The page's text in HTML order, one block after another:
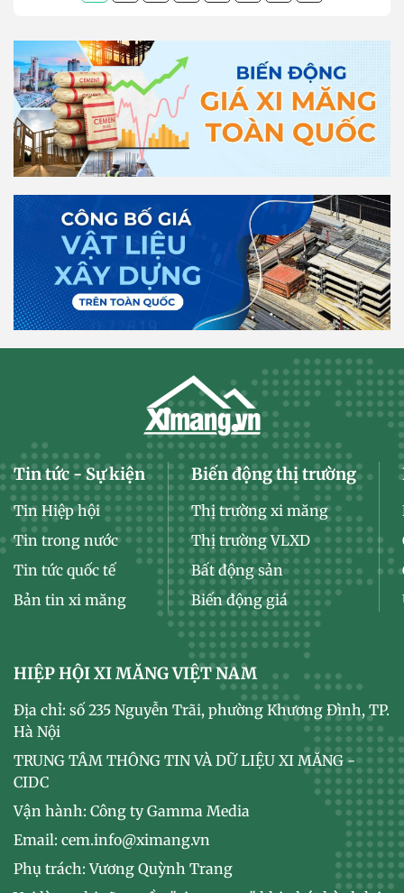
Tin tức - Sự kiện
Tin Hiệp hội
Tin trong nước
Tin tức quốc tế
Bản tin xi măng
Biến động thị trường
Thị trường xi măng
Thị trường VLXD
Bất động sản
Biến động giá
HIỆP HỘI XI MĂNG VIỆT NAM
Địa chỉ: số 235 Nguyễn Trãi, phường Khương Đình, TP.
Hà Nội
TRUNG TÂM THÔNG TIN VÀ DỮ LIỆU XI MĂNG -
CIDC
Vận hành: Công ty Gamma Media
Email: cem.info@ximang.vn
Phụ trách: Vương Quỳnh Trang